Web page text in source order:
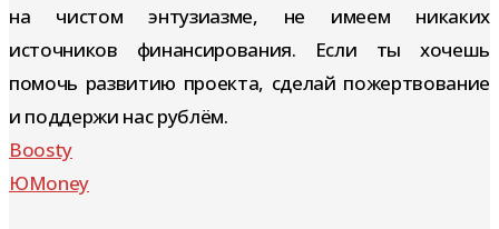
на чистом энтузиазме, не имеем никаких
источников финансирования. Если ты хочешь
помочь развитию проекта, сделай пожертвование
и поддержи нас рублём.
Boosty
ЮMoney